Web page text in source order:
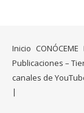
Inicio CONÓCEME
Publicaciones –
canales de